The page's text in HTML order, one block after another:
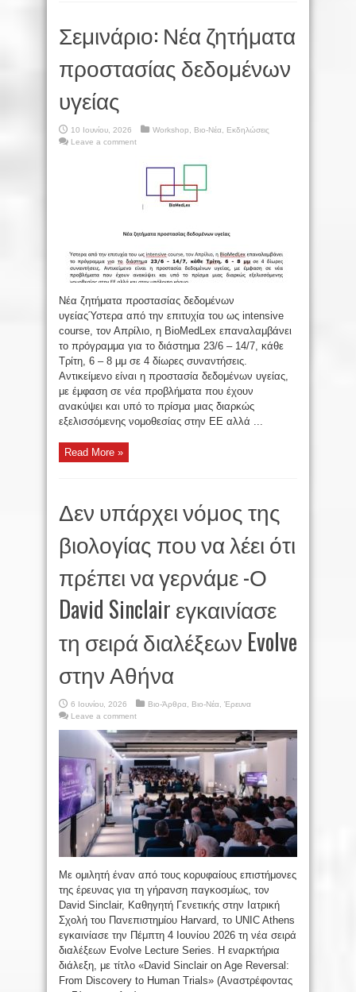
Σεμινάριο: Νέα ζητήματα
προστασίας δεδομένων
υγείας
10 Ιουνίου, 2026 Workshop Βιο-Νέα
Εκδηλώσεις
Leave a comment
Νέα ζητήματα προστασίας δεδομένων
υγείαςΎστερα από την επιτυχία του ως intensive
course, τον Απρίλιο, η BioMedLex επαναλαμβάνει
το πρόγραμμα για το διάστημα 23/6 – 14/7, κάθε
Τρίτη, 6 – 8 μμ σε 4 δίωρες συναντήσεις.
Αντικείμενο είναι η προστασία δεδομένων υγείας,
με έμφαση σε νέα προβλήματα που έχουν
ανακύψει και υπό το πρίσμα μιας διαρκώς
εξελισσόμενης νομοθεσίας στην ΕΕ αλλά ...
Read More »
Δεν υπάρχει νόμος της
βιολογίας που να λέει ότι
πρέπει να γερνάμε -Ο
David Sinclair εγκαινίασε
τη σειρά διαλέξεων Evolve
στην Αθήνα
6 Ιουνίου, 2026 Βιο-Άρθρα Βιο-Νέα Έρευνα
Leave a comment
Με ομιλητή έναν από τους κορυφαίους επιστήμονες
της έρευνας για τη γήρανση παγκοσμίως, τον
David Sinclair, Καθηγητή Γενετικής στην Ιατρική
Σχολή του Πανεπιστημίου Harvard, το UNIC Athens
εγκαινίασε την Πέμπτη 4 Ιουνίου 2026 τη νέα σειρά
διαλέξεων Evolve Lecture Series. Η εναρκτήρια
διάλεξη, με τίτλο «David Sinclair on Age Reversal:
From Discovery to Human Trials» (Αναστρέφοντας